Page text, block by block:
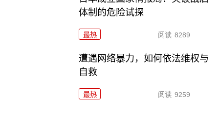
体制的危险试探
最热 阅读 8289
遭遇网络暴力，如何依法维权与
自救
最热 阅读 9259